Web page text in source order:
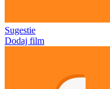
Sugestie
Dodaj film